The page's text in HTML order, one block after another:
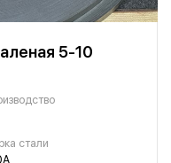
5-10
стали